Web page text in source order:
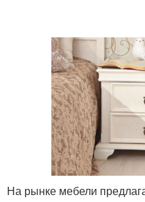
На рынке мебели